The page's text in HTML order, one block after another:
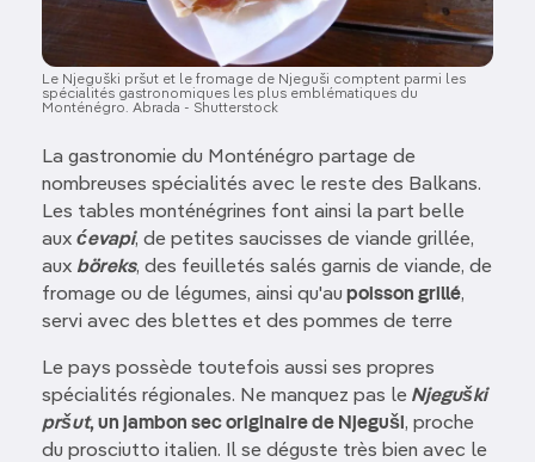
Le Njeguški pršut et le fromage de Njeguši comptent parmi les
spécialités gastronomiques les plus emblématiques du
Monténégro. Abrada - Shutterstock
La gastronomie du Monténégro partage de
nombreuses spécialités avec le reste des Balkans.
Les tables monténégrines font ainsi la part belle
aux ćevapi, de petites saucisses de viande grillée,
aux böreks, des feuilletés salés garnis de viande, de
fromage ou de légumes, ainsi qu'au poisson grillé,
servi avec des blettes et des pommes de terre
Le pays possède toutefois aussi ses propres
spécialités régionales. Ne manquez pas le Njeguški
pršut, un jambon sec originaire de Njeguši , proche
du prosciutto italien. Il se déguste très bien avec le